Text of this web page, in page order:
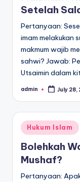
Setelah
Pertanyaan:
imam melakukan
makmum wajib
sahwi? Jawab:
Utsaimin dalam
Posted
admin July 28,
Posted
in
Hukum Islam
Bolehkah
Mushaf?
Pertanyaan: